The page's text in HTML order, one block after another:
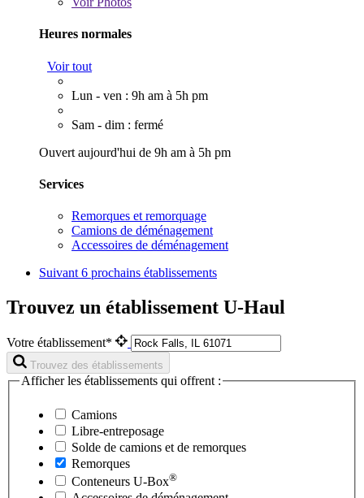
Heures normales
Voir tout
Lun - ven : 9h am à 5h pm
Sam - dim : fermé
Ouvert aujourd'hui de 9h am à 5h pm
Services
Remorques et remorquage
Camions de déménagement
Accessoires de déménagement
Suivant 6 prochains établissements
Trouvez un établissement U-Haul
Votre établissement*
Trouvez des établissements
Afficher les établissements qui offrent :
Camions
Libre-entreposage
Solde de camions et de remorques
Remorques
Conteneurs U-Box®